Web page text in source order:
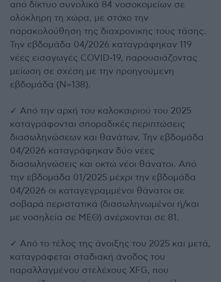
από δίκτυο συνολικά 84 νοσοκομείων σε
ολόκληρη τη χώρα, με στόχο την
παρακολούθηση της διαχρονικής τους τάσης.
Την εβδομάδα 04/2026 καταγράφηκαν 119
νέες εισαγωγές COVID-19, παρουσιάζοντας
μείωση σε σχέση με την προηγούμενη
εβδομάδα (Ν=138).
✓ Από την αρχή του καλοκαιριού του 2025
καταγράφονται σποραδικές περιπτώσεις
διασωληνώσεων και θανάτων. Την εβδομάδα
04/2026 καταγράφηκαν δύο νέες
διασωληνώσεις και οκτώ νέοι θάνατοι. Από
την εβδομάδα 01/2025 μέχρι την εβδομάδα
04/2026 οι καταγεγραμμένοι θάνατοι σε
σοβαρά περιστατικά (διασωληνωμένοι ή/και
με νοσηλεία σε ΜΕΘ) ανέρχονται σε 81.
✓ Από το τέλος της άνοιξης του 2025 και μετά,
καταγράφεται σταδιακή άνοδος του
παραλλαγμένου στελέχους XFG, που